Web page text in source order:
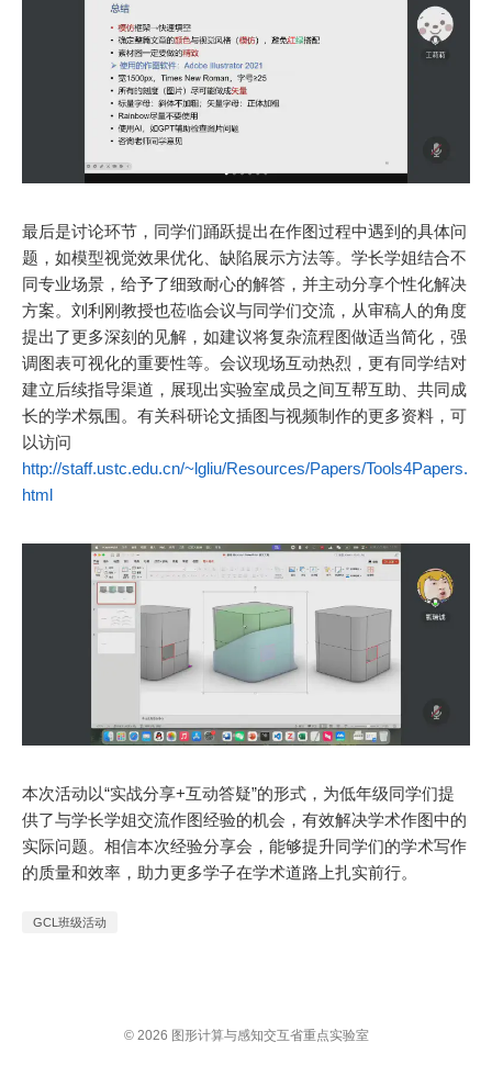
最后是讨论环节，同学们踊跃提出在作图过程中遇到的具体问
题，如模型视觉效果优化、缺陷展示方法等。学长学姐结合不
同专业场景，给予了细致耐心的解答，并主动分享个性化解决
方案。刘利刚教授也莅临会议与同学们交流，从审稿人的角度
提出了更多深刻的见解，如建议将复杂流程图做适当简化，强
调图表可视化的重要性等。会议现场互动热烈，更有同学结对
建立后续指导渠道，展现出实验室成员之间互帮互助、共同成
长的学术氛围。有关科研论文插图与视频制作的更多资料，可
以访问
http://staff.ustc.edu.cn/~lgliu/Resources/Papers/Tools4Papers.
html
本次活动以“实战分享+互动答疑”的形式，为低年级同学们提
供了与学长学姐交流作图经验的机会，有效解决学术作图中的
实际问题。相信本次经验分享会，能够提升同学们的学术写作
的质量和效率，助力更多学子在学术道路上扎实前行。
GCL班级活动
© 2026 图形计算与感知交互省重点实验室